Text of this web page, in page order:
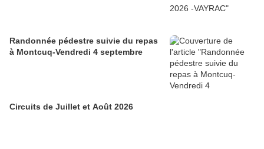
Randonnée pédestre suivie du repas
à Montcuq-Vendredi 4 septembre
Circuits de Juillet et Août 2026